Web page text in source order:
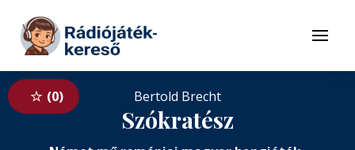
Tovább a tartalomhoz
Menü
0 Bertold Brecht
Szókratész